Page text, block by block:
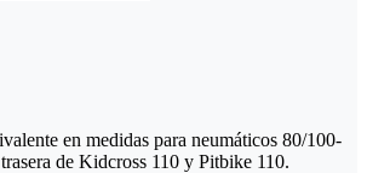
en medidas para neumáticos 80/100-
de Kidcross 110 y Pitbike 110.